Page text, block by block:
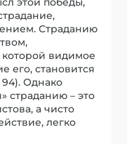
Страданию
которой видимое
его, становится
Однако
страданию – это
а чисто
легко